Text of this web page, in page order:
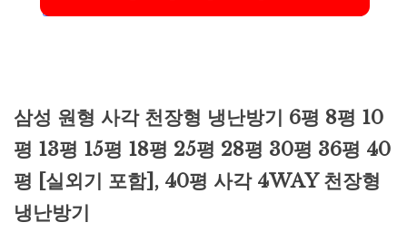
삼성 원형 사각 천장형 냉난방기 6평 8평 10
평 13평 15평 18평 25평 28평 30평 36평 40
평 [실외기 포함], 40평 사각 4WAY 천장형
냉난방기